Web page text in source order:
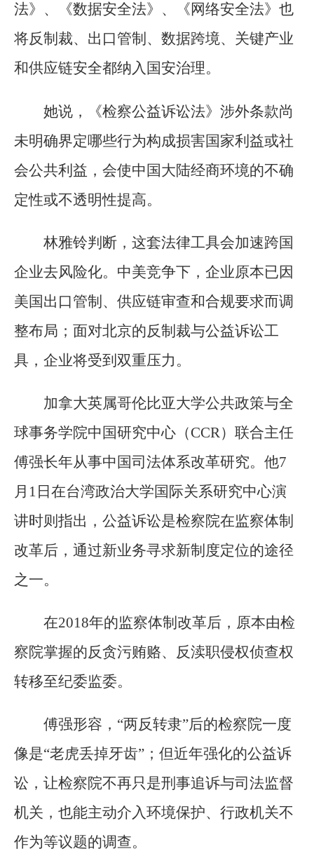
法》、《数据安全法》、《网络安全法》也
将反制裁、出口管制、数据跨境、关键产业
和供应链安全都纳入国安治理。
她说，《检察公益诉讼法》涉外条款尚
未明确界定哪些行为构成损害国家利益或社
会公共利益，会使中国大陆经商环境的不确
定性或不透明性提高。
林雅铃判断，这套法律工具会加速跨国
企业去风险化。中美竞争下，企业原本已因
美国出口管制、供应链审查和合规要求而调
整布局；面对北京的反制裁与公益诉讼工
具，企业将受到双重压力。
加拿大英属哥伦比亚大学公共政策与全
球事务学院中国研究中心（CCR）联合主任
傅强长年从事中国司法体系改革研究。他7
月1日在台湾政治大学国际关系研究中心演
讲时则指出，公益诉讼是检察院在监察体制
改革后，通过新业务寻求新制度定位的途径
之一。
在2018年的监察体制改革后，原本由检
察院掌握的反贪污贿赂、反渎职侵权侦查权
转移至纪委监委。
傅强形容，“两反转隶”后的检察院一度
像是“老虎丢掉牙齿”；但近年强化的公益诉
讼，让检察院不再只是刑事追诉与司法监督
机关，也能主动介入环境保护、行政机关不
作为等议题的调查。